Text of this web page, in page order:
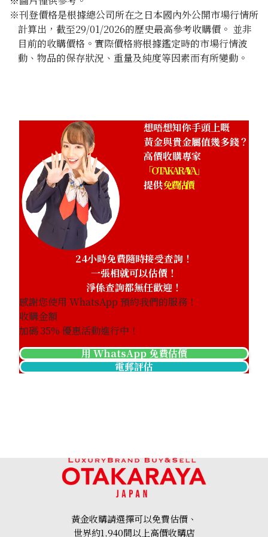
18K gold (K18) Kihei necklace
18K gold (K18) Kihei necklace
※刊登價格是根據總公司所在之日本國內外公開市場行情所
計算出，截至29/01/2026的歷史最高參考收購價。 並非
目前的收購價格。實際價格將根據鑑定時的市場行情波
動、物品的保存狀況、重量及純度等因素而有所變動。
想唔想知你手頭上嘅
黃金與貴金屬值幾多錢？
高價收購專家
「OTAKARAYA」
提供免費估價
24小時免費隨時接受查詢！
一張相就可以估價！
淨係查詢都無任歡迎！
感謝您使用 WhatsApp 預約我們的服務！
收購金額
加碼35% 優惠活動進行中！
用 WhatsApp 免費估價
電郵評估
黃金收購請選擇可以免費估價、
世界約1,940間以上高價收購店